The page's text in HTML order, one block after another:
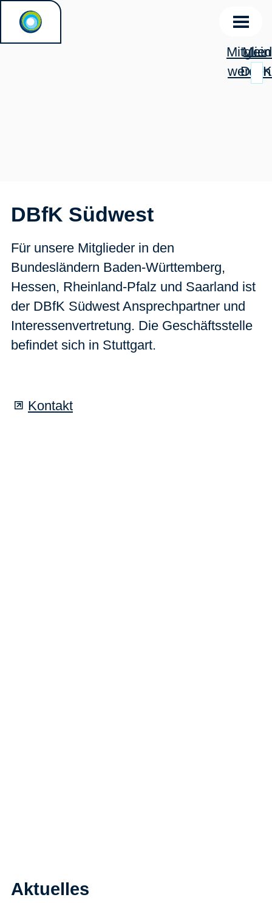
DBfK Südwest
Für unsere Mitglieder in den
Bundesländern Baden-Württemberg,
Hessen, Rheinland-Pfalz und Saarland ist
der DBfK Südwest Ansprechpartner und
Interessenvertretung. Die Geschäftsstelle
befindet sich in Stuttgart.
Kontakt
Aktuelles
Mitglied
werden
Mein
DBfK